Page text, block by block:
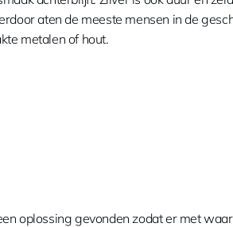
aten de meeste mensen in de
metalen of hout.
oplossing gevonden zodat er met